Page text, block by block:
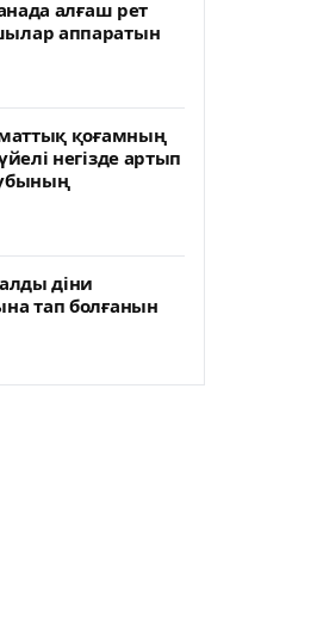
алғаш рет
аппаратын
қоғамның
негізде артып
діни
тап болғанын